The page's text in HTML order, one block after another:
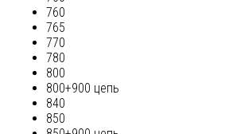
760
765
770
780
800
800+900 цепь
840
850